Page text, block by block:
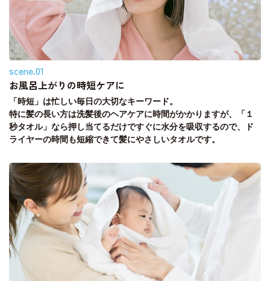
scene.01
お風呂上がりの時短ケアに
「時短」は忙しい毎日の大切なキーワード。
特に髪の長い方は洗髪後のヘアケアに時間がかかりますが、「１
秒タオル」なら押し当てるだけですぐに水分を吸収するので、ド
ライヤーの時間も短縮できて髪にやさしいタオルです。